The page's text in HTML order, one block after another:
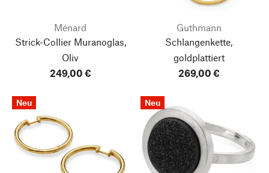
Ménard
Strick-Collier Muranoglas,
Oliv
249,00 €
Guthmann
Schlangenkette,
goldplattiert
269,00 €
Neu Neu